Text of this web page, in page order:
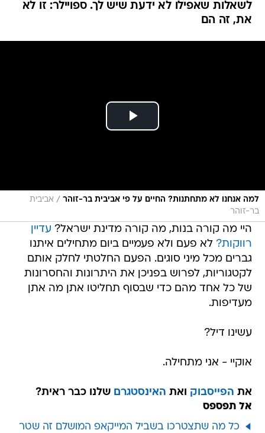
לשאלות שאפילו לא ידעת שיש לך. ספויילר: זו לא
את, זה הם
למה אנחנו לא מתחתנות? החיים על פי אביבית בר-זוהר / אביבית
בר-זוהר
היי מה קורה בנות, מה קורה מדינת ישראל? עדיין
רווקות? לא פעם ולא פעמיים ביום מתחילים איתנו
גברים מכל מיני סוגים. הפעם החלטתי לחלק אותם
לקטגוריות, לפרוש בפניכן את היתרונות והחסרונות
של כל אחד מהם כדי שבסוף תחליטו אתן מה אתן
מעדיפות.
עשינו דיל?
אוקיי - אני מתחילה.
את הפייסבוק ואת האינסטגרם שלנו כבר ראית?
אל תפספס
כל מה שתצטרכו בשביל המייקאפ המושלם זה שטר